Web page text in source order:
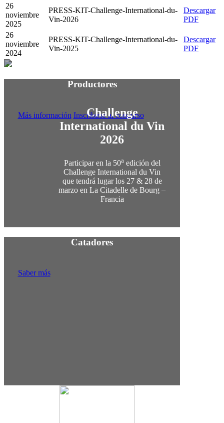
26
noviembre
2025
PRESS-KIT-Challenge-International-du-
Vin-2026
Descargar
PDF
26
noviembre
2024
PRESS-KIT-Challenge-International-du-
Vin-2025
Descargar
PDF
Challenge
International du Vin
2026
Participar en la 50aedición del
Challenge International du Vin
que tendrá lugar los 27 & 28 de
marzo en La Citadelle de Bourg –
Francia
Productores
Más información Inscribirse al concurso
Catadores
Saber más